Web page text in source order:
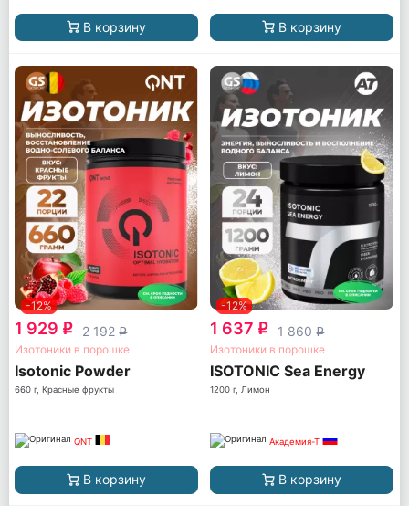
В корзину В корзину
-12%
1 929 q 2 192q
Изотоники в порошке
Isotonic Powder
660 г, Красные фрукты
QNT
В корзину
-12%
1 637 q 1 860q
Изотоники в порошке
ISOTONIC Sea Energy
1200 г, Лимон
Академия-Т
В корзину